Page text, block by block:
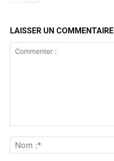
LAISSER UN COMMENTAIRE